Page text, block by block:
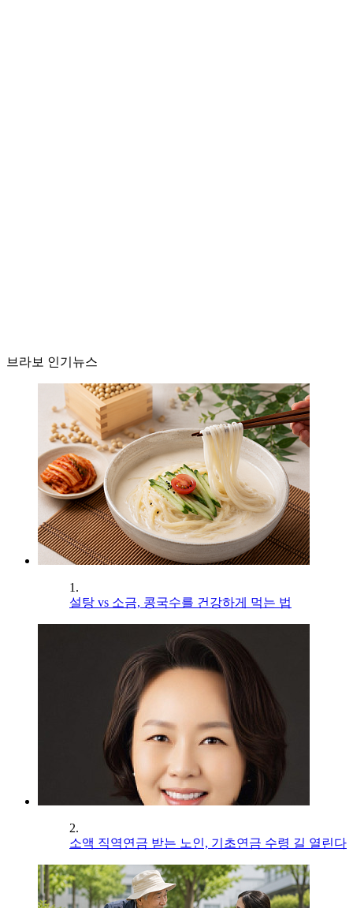
브라보 인기뉴스
1.
설탕 vs 소금, 콩국수를 건강하게 먹는 법
2.
소액 직역연금 받는 노인, 기초연금 수령 길 열린다